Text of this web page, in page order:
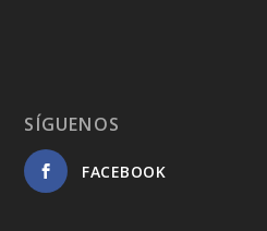
SÍGUENOS
FACEBOOK